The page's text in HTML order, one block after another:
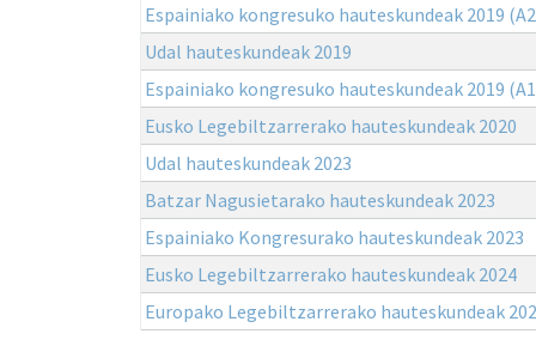
Espainiako kongresuko hauteskundeak 2019
Udal hauteskundeak 2019
Espainiako kongresuko hauteskundeak 2019
Eusko Legebiltzarrerako hauteskundeak 2020
Udal hauteskundeak 2023
Batzar Nagusietarako hauteskundeak 2023
Espainiako Kongresurako hauteskundeak 2023
Eusko Legebiltzarrerako hauteskundeak 2024
Europako Legebiltzarrerako hauteskundeak